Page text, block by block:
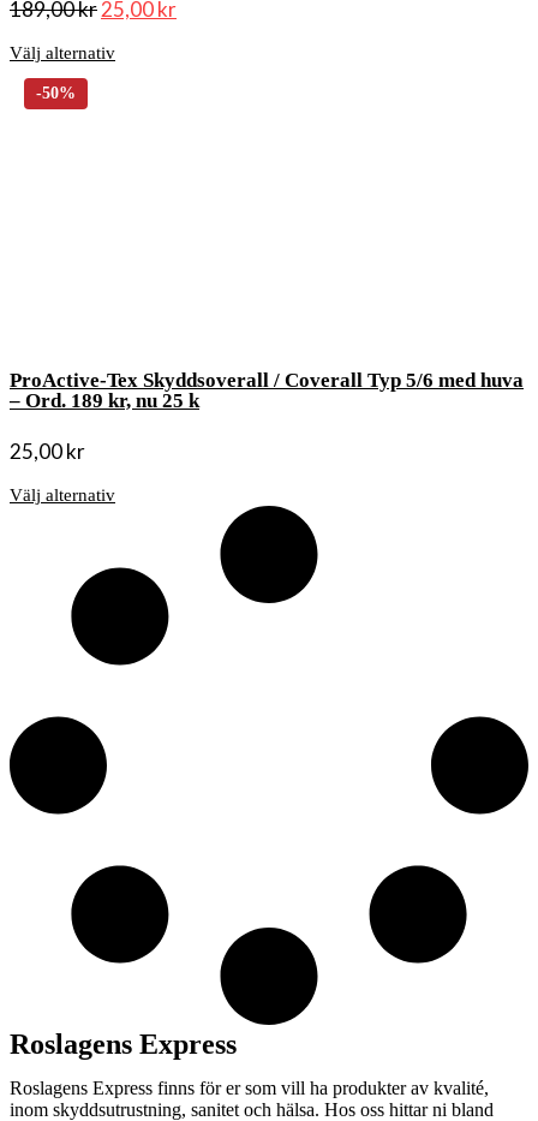
189,00kr25,00kr
Välj alternativ
ProActive-Tex Skyddsoverall / Coverall Typ 5/6 med huva
– Ord. 189 kr, nu 25 k
25,00kr
Välj alternativ
Roslagens Express
Roslagens Express finns för er som vill ha produkter av kvalité,
inom skyddsutrustning, sanitet och hälsa. Hos oss hittar ni bland